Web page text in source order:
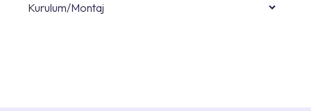
Kurulum/Montaj